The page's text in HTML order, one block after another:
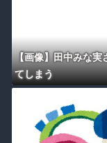
【画像】田中みな実
てしまう